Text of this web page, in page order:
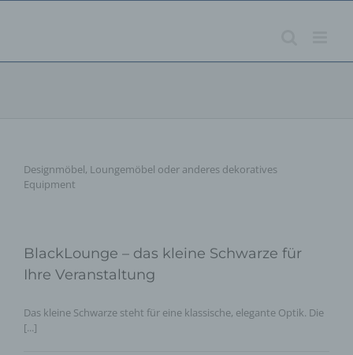
Designmöbel, Loungemöbel oder anderes dekoratives
Equipment
BlackLounge – das kleine Schwarze für
Ihre Veranstaltung
Das kleine Schwarze steht für eine klassische, elegante Optik. Die
[...]